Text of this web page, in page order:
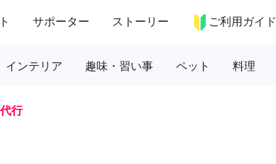
サポーター ストーリー ご利用ガイド
インテリア 趣味・習い事 ペット 料理
行